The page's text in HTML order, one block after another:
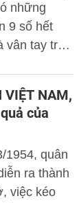
những
9 số hết
vân tay trên
VIỆT NAM,
của
1954, quân
ra thành
việc kéo